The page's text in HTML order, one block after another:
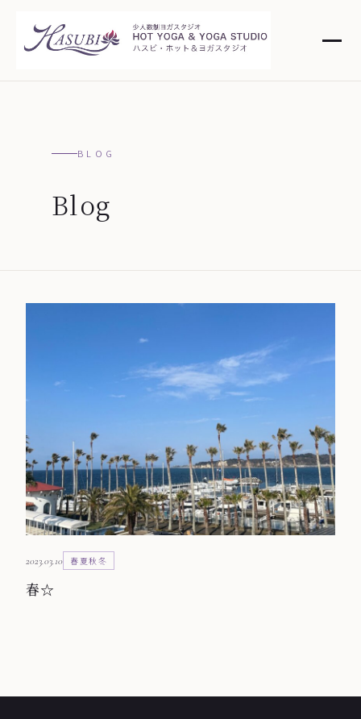
BLOG
Blog
2023.03.10 春夏秋冬
春☆